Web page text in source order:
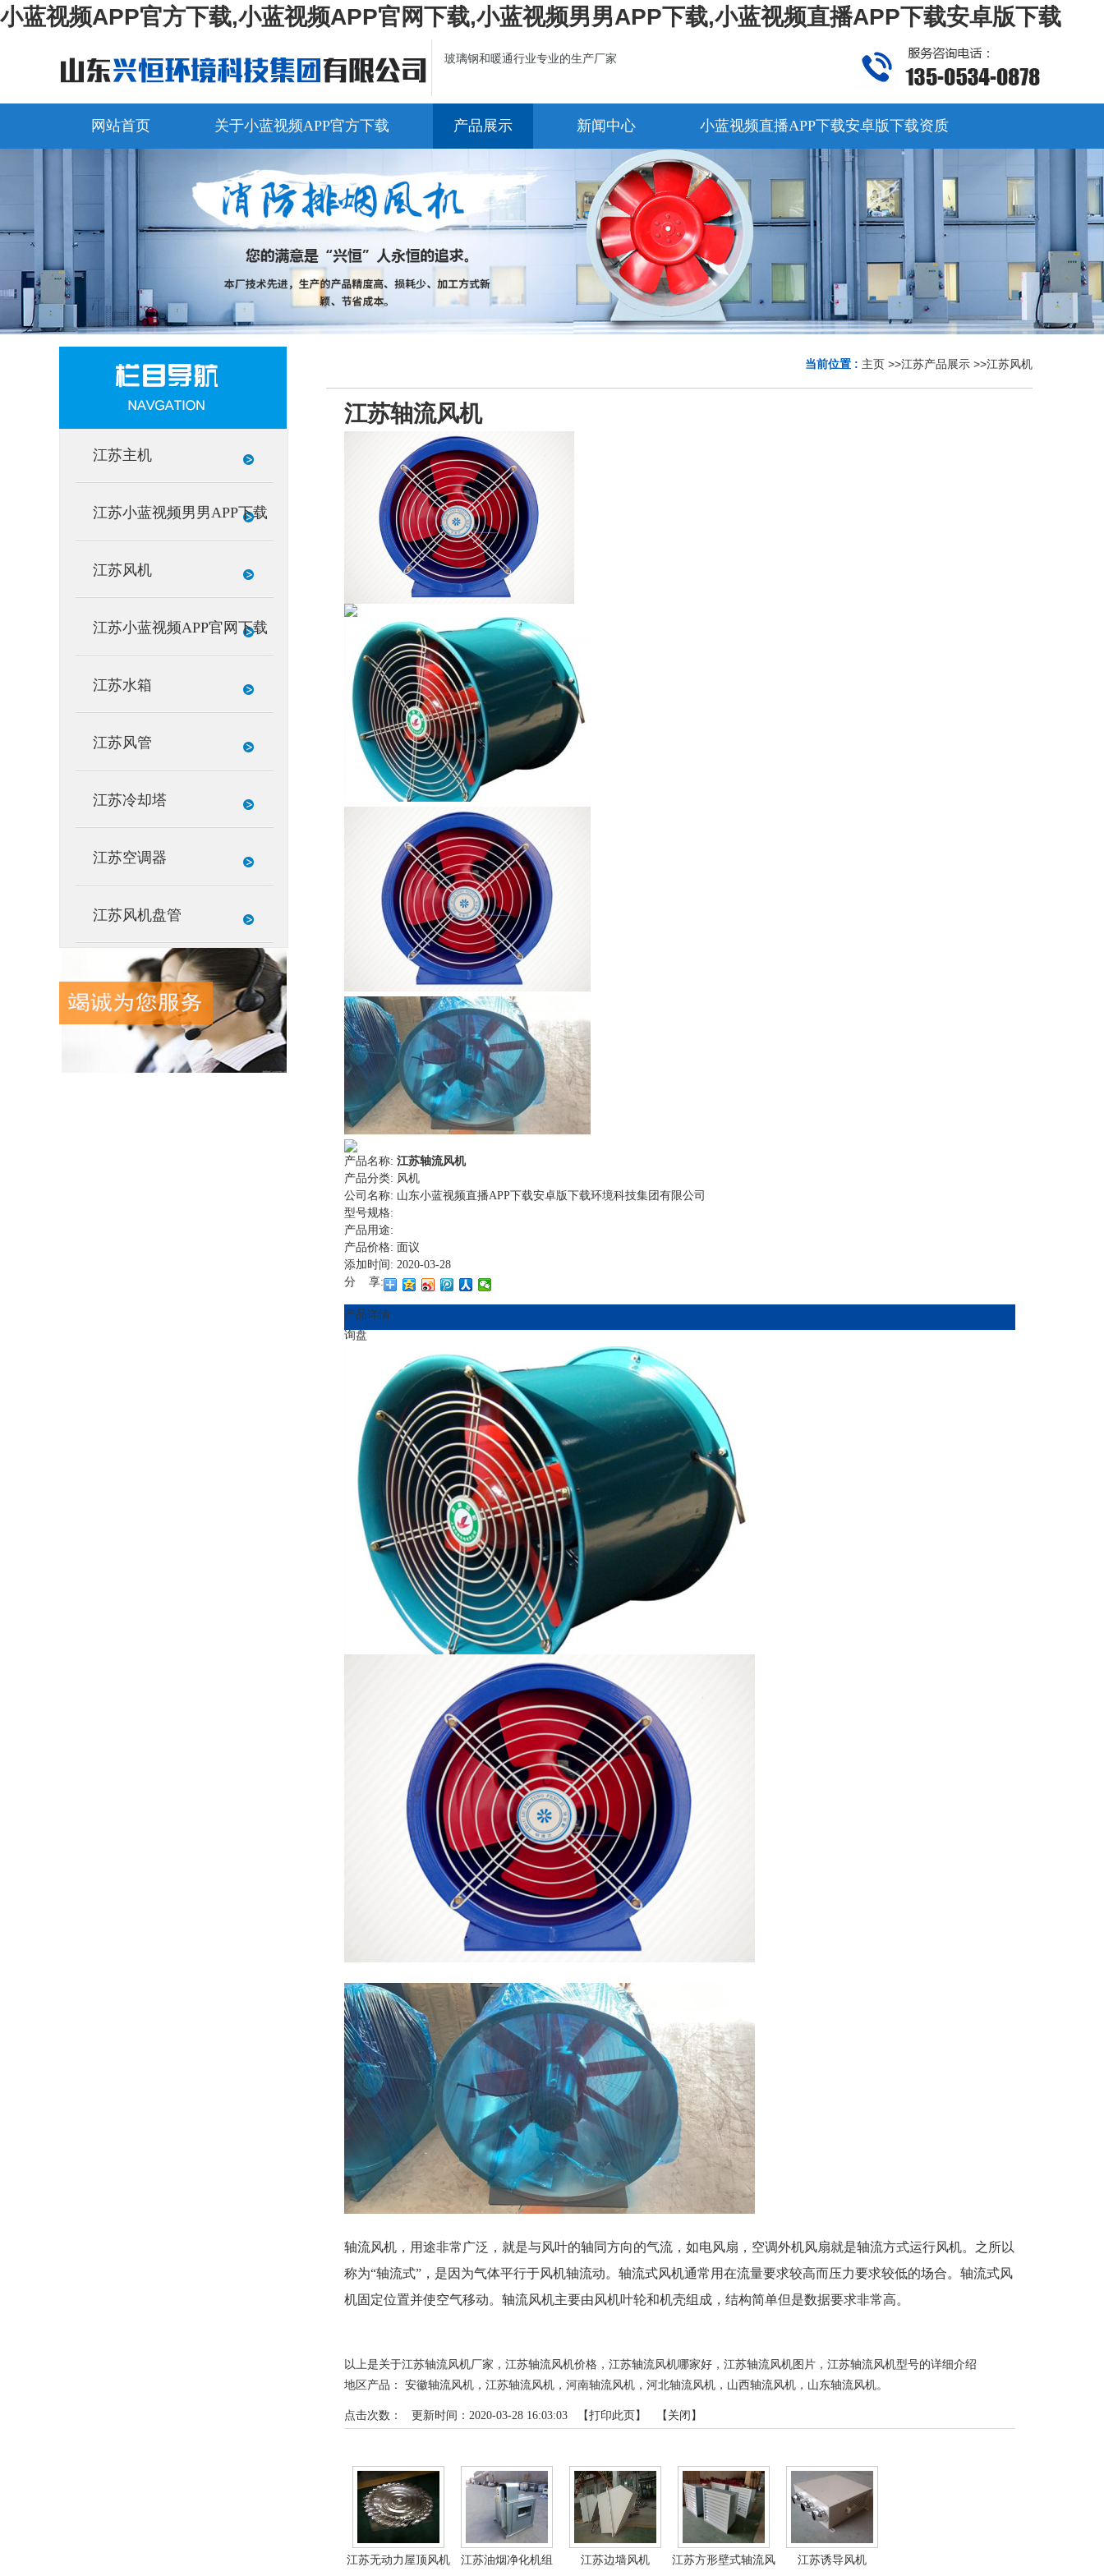
小蓝视频APP官方下载,小蓝视频APP官网下载,小蓝视频男男APP下载,小蓝视频直播APP下载安卓版下载
玻璃钢和暖通行业专业的生产厂家
网站首页 关于小蓝视频APP官方下载 产品展示 新闻中心 小蓝视频直播APP下载安卓版下载资质
视频中心 在线留言 联系小蓝视频APP官方下载
当前位置 : 主页 >>江苏产品展示 >>江苏风机
江苏轴流风机
产品名称: 江苏轴流风机
产品分类: 风机
公司名称: 山东小蓝视频直播APP下载安卓版下载环境科技集团有限公司
型号规格:
产品用途:
产品价格: 面议
添加时间: 2020-03-28
分 享:
产品详情
询盘
轴流风机，用途非常广泛，就是与风叶的轴同方向的气流，如电风扇，空调外机风扇就是轴流方式运行风机。之所以
称为“轴流式”，是因为气体平行于风机轴流动。轴流式风机通常用在流量要求较高而压力要求较低的场合。轴流式风
机固定位置并使空气移动。轴流风机主要由风机叶轮和机壳组成，结构简单但是数据要求非常高。
以上是关于江苏轴流风机厂家，江苏轴流风机价格，江苏轴流风机哪家好，江苏轴流风机图片，江苏轴流风机型号的详细介绍
地区产品： 安徽轴流风机， 江苏轴流风机， 河南轴流风机， 河北轴流风机， 山西轴流风机， 山东轴流风机。
点击次数： 更新时间：2020-03-28 16:03:03 【打印此页 】 【 关闭 】
江苏无动力屋顶风机 江苏油烟净化机组 江苏边墙风机 江苏方形壁式轴流风 江苏诱导风机
江苏主机
江苏小蓝视频男男APP下载
江苏风机
江苏小蓝视频APP官网下载
江苏水箱
江苏风管
江苏冷却塔
江苏空调器
江苏风机盘管